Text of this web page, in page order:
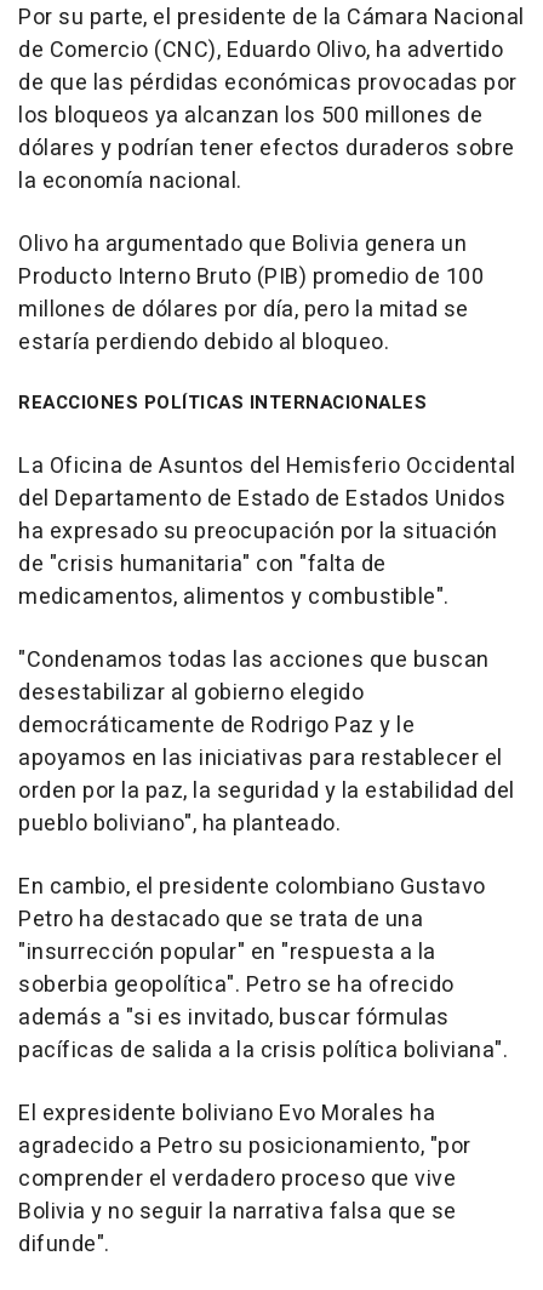
Por su parte, el presidente de la Cámara Nacional
de Comercio (CNC), Eduardo Olivo, ha advertido
de que las pérdidas económicas provocadas por
los bloqueos ya alcanzan los 500 millones de
dólares y podrían tener efectos duraderos sobre
la economía nacional.
Olivo ha argumentado que Bolivia genera un
Producto Interno Bruto (PIB) promedio de 100
millones de dólares por día, pero la mitad se
estaría perdiendo debido al bloqueo.
REACCIONES POLÍTICAS INTERNACIONALES
La Oficina de Asuntos del Hemisferio Occidental
del Departamento de Estado de Estados Unidos
ha expresado su preocupación por la situación
de "crisis humanitaria" con "falta de
medicamentos, alimentos y combustible".
"Condenamos todas las acciones que buscan
desestabilizar al gobierno elegido
democráticamente de Rodrigo Paz y le
apoyamos en las iniciativas para restablecer el
orden por la paz, la seguridad y la estabilidad del
pueblo boliviano", ha planteado.
En cambio, el presidente colombiano Gustavo
Petro ha destacado que se trata de una
"insurrección popular" en "respuesta a la
soberbia geopolítica". Petro se ha ofrecido
además a "si es invitado, buscar fórmulas
pacíficas de salida a la crisis política boliviana".
El expresidente boliviano Evo Morales ha
agradecido a Petro su posicionamiento, "por
comprender el verdadero proceso que vive
Bolivia y no seguir la narrativa falsa que se
difunde".